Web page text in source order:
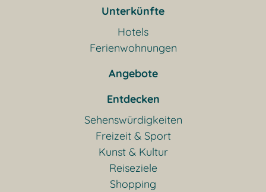
Unterkünfte
Hotels
Ferienwohnungen
Angebote
Entdecken
Sehenswürdigkeiten
Freizeit & Sport
Kunst & Kultur
Reiseziele
Shopping